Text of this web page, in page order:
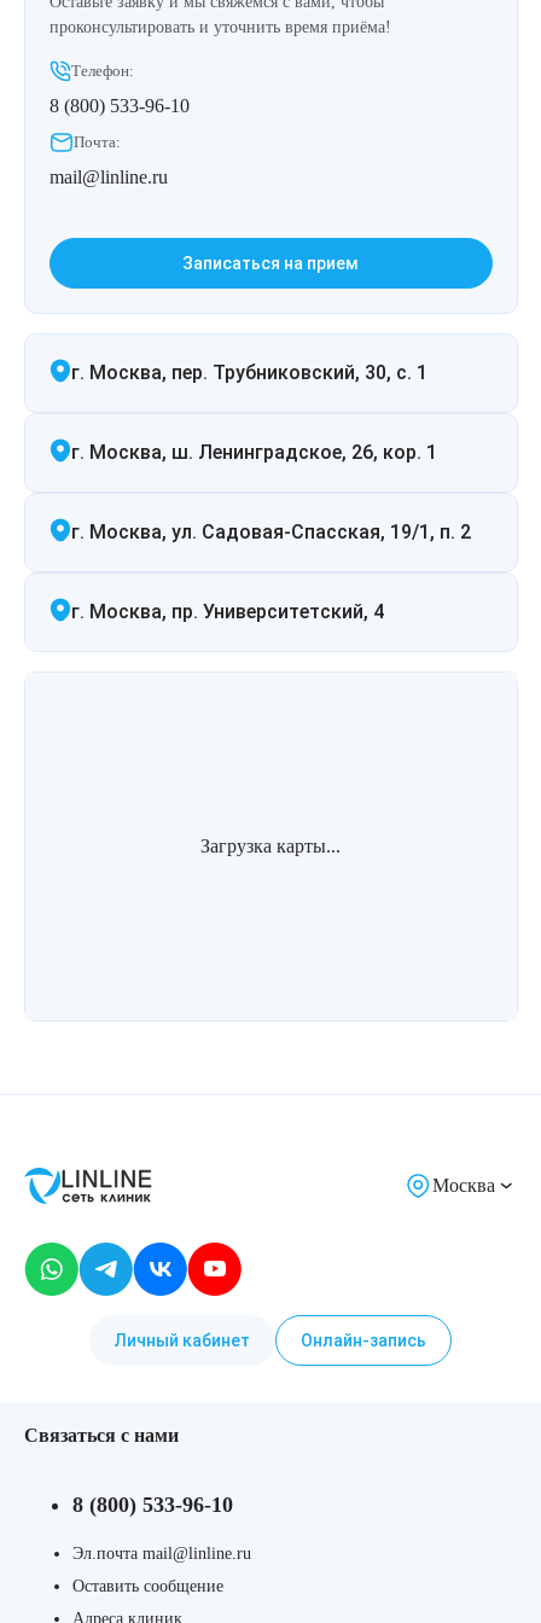
проконсультировать и уточнить время приёма!
Телефон:
8 (800) 533-96-10
Почта:
mail@linline.ru
Записаться на прием
г. Москва, пер. Трубниковский, 30, с. 1
г. Москва, ш. Ленинградское, 26, кор. 1
г. Москва, ул. Садовая-Спасская, 19/1, п. 2
г. Москва, пр. Университетский, 4
Загрузка карты...
Москва
Личный кабинет Онлайн-запись
Связаться с нами
8 (800) 533-96-10
Эл.почта mail@linline.ru
Оставить сообщение
Адреса клиник
Лазерная подтяжка кожи живота
Лазерная подтяжка кожи на бедрах и коленях
Лазерное омоложение груди